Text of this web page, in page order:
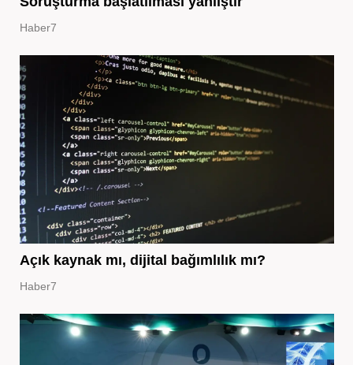
Haber7
Açık kaynak mı, dijital bağımlılık mı?
Haber7